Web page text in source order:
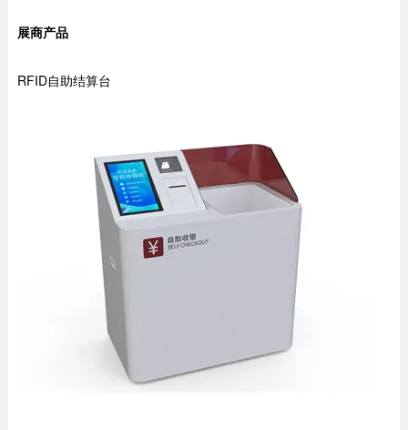
展商产品
RFID自助结算台